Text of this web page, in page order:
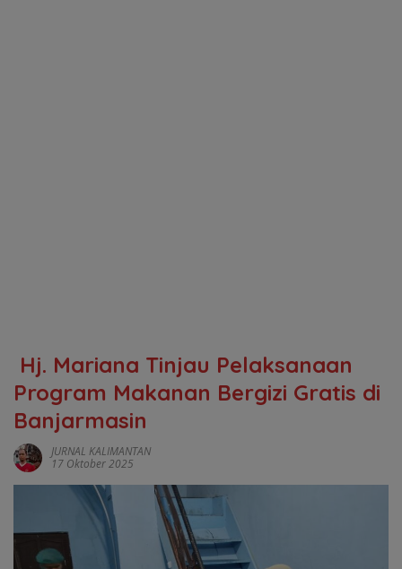
‎ ‎Hj. Mariana Tinjau Pelaksanaan
Program Makanan Bergizi Gratis di
Banjarmasin
JURNAL KALIMANTAN
17 Oktober 2025